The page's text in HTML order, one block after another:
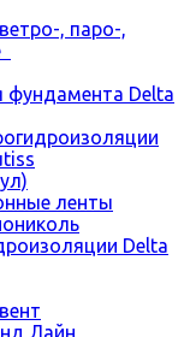
, паро-,
фундамента Delta
ленты
Delta
Лайн